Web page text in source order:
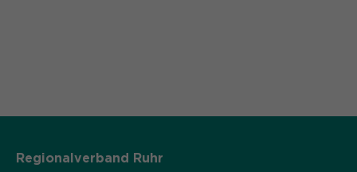
Regionalverband Ruhr